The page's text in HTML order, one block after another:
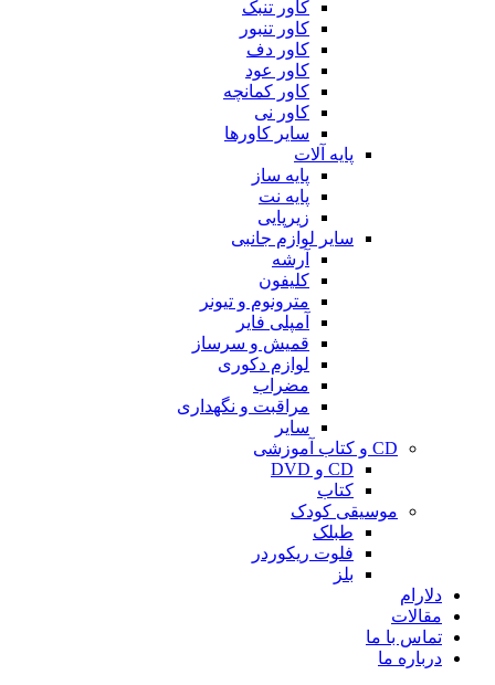
کاور تنبک
کاور تنبور
کاور دف
کاور عود
کاور کمانچه
کاور نی
سایر کاورها
پایه آلات
پایه ساز
پایه نت
زیرپایی
سایر لوازم جانبی
آرشه
کلیفون
مترونوم و تیونر
آمپلی فایر
قمیش و سرساز
لوازم دکوری
مضراب
مراقبت و نگهداری
سایر
CD و کتاب آموزشی
CD و DVD
کتاب
موسیقی کودک
طبلک
فلوت ریکوردر
بلز
دلارام
مقالات
تماس با ما
درباره ما